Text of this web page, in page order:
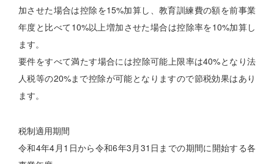
加させた場合は控除を15%加算し、教育訓練費の額を前事業
年度と比べて10%以上増加させた場合は控除率を10%加算し
ます。
要件をすべて満たす場合には控除可能上限率は40%となり法
人税等の20%まで控除が可能となりますので節税効果はあり
ます。
税制適用期間
令和4年4月1日から令和6年3月31日までの期間に開始する各